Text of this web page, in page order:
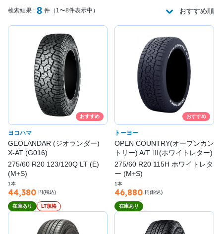
検索結果 : 8 件（1〜8件表示中） おすすめ順
おすすめ
ヨコハマ
GEOLANDAR (ジオランダー)
X-AT (G016)
275/60 R20 123/120Q LT (E)
(M+S)
1本
44,380 円(税込)
在庫あり LT規格
おすすめ
トーヨー
OPEN COUNTRY(オープンカン
トリー) A/T Ⅲ(ホワイトレター)
275/60 R20 115H ホワイトレタ
ー (M+S)
1本
46,880 円(税込)
在庫あり